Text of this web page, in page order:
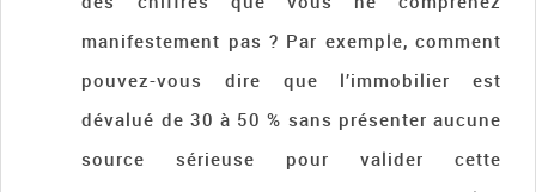
manifestement pas ? Par exemple, comment
pouvez-vous dire que l’immobilier est
dévalué de 30 à 50 % sans présenter aucune
source sérieuse pour valider cette